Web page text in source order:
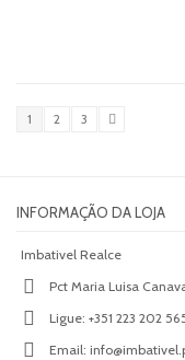
1 2 3
INFORMAÇÃO DA LOJA
Imbativel Realce
Pct Maria Luisa
Ligue: +351 223 202
Email: